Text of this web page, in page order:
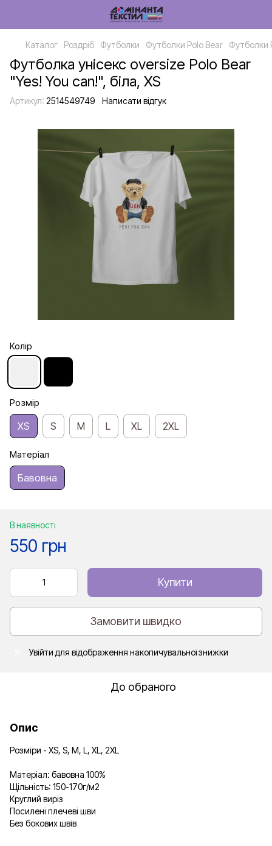
Каталог Роздріб Футболки Футболки Polo Bear Футболки
Футболка унісекс oversize Polo Bear
"Yes! You can!", біла, XS
Артикул: 2514549749 Написати відгук
Колір
Розмір
XS S M L XL 2XL
Матеріал
Бавовна
В наявності
550 грн
Купити
Замовити швидко
Увійти для відображення накопичувальної знижки
До обраного
Опис
Розміри - XS, S, M, L, XL, 2XL
Матеріал: бавовна 100%
Щільність: 150-170г/м2
Круглий виріз
Посилені плечеві шви
Без бокових швів